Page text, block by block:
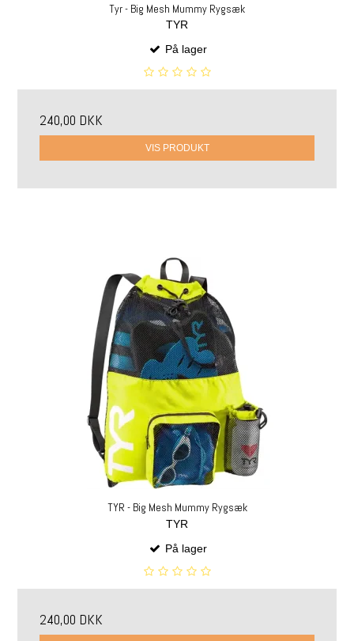
Tyr - Big Mesh Mummy Rygsæk
TYR
På lager
240,00 DKK
VIS PRODUKT
TYR - Big Mesh Mummy Rygsæk
TYR
På lager
240,00 DKK